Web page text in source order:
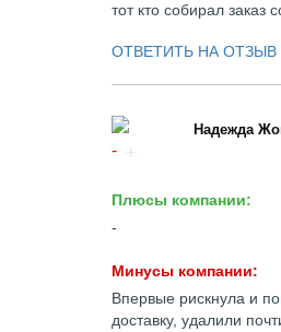
тот кто собирал заказ
ОТВЕТИТЬ НА ОТЗЫВ
Надежда
Плюсы компании:
-
Минусы компании:
Впервые рискнула и
доставку, удалили